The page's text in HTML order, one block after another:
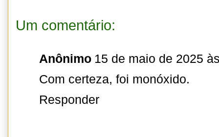
Um comentário:
Anônimo 15 de maio de 2025
Com certeza, foi monóxido.
Responder